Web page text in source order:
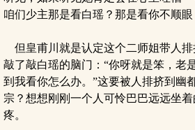
咱们少主那是看白瑶？那是看你不顺眼
但皇甫川就是认定这个二师姐带人
敲了敲白瑶的脑门：“你呀就是笨，老
到我看你怎么办。”这要被人排挤到幽
宗？想想刚刚一个人可怜巴巴远远坐
疼。